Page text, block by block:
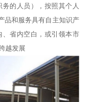
的人员），按照其个人
品和服务具有自主知识产
省内空白，或引领本市
越发展